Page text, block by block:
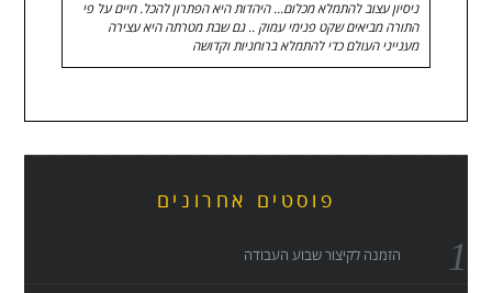
ניסיון עצוב להתמלא מכלום... היהדות היא הפתרון להכל. חיים על פי
התורה מביאים שקט פנימי עמוק .. גם שבת מטרתה היא עצירה
מענייני העולם כדי להתמלא ברוחניות וקדושה
פוסטים אחרונים
הזמנה לקיצור שבוע העבודה